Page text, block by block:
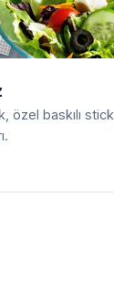
özel baskılı stick